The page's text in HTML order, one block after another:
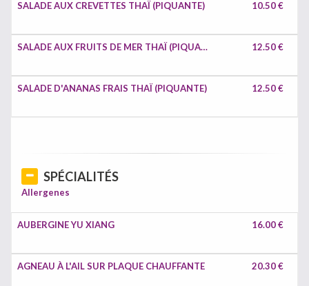
SALADE AUX CREVETTES THAÏ (PIQUANTE) 10.50 €
SALADE AUX FRUITS DE MER THAÏ (PIQUANTE) 12.50 €
SALADE D'ANANAS FRAIS THAÏ (PIQUANTE) 12.50 €
SPÉCIALITÉS
Allergenes
AUBERGINE YU XIANG 16.00 €
AGNEAU À L'AIL SUR PLAQUE CHAUFFANTE 20.30 €